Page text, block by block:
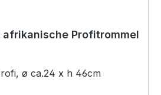
Profitrommel
ø ca.24 x h 46cm